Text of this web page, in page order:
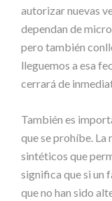
autorizar nuevas
dependan de
pero también
lleguemos a esa
cerrará de
También es
que se prohíbe. La
sintéticos que
significa que si un
que no han sido